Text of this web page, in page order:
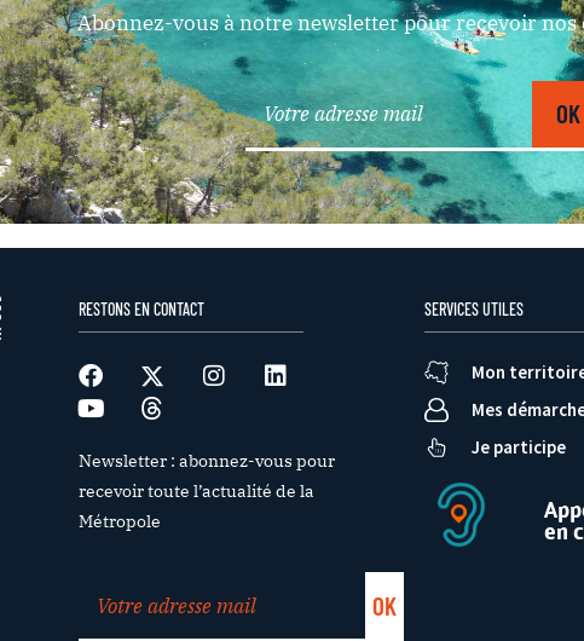
Abonnez-vous à notre newsletter pour recevoir nos
RESTONS EN CONTACT
Newsletter : abonnez-vous pour
recevoir toute l’actualité de la
Métropole
SERVICES UTILES
Mon
Mes
Je participe
en